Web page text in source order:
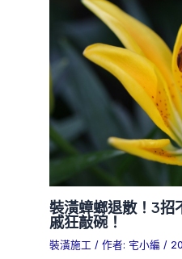
裝潢蟑螂退散！3招
戚狂敲碗！
裝潢施工 / 作者: 宅小編 /